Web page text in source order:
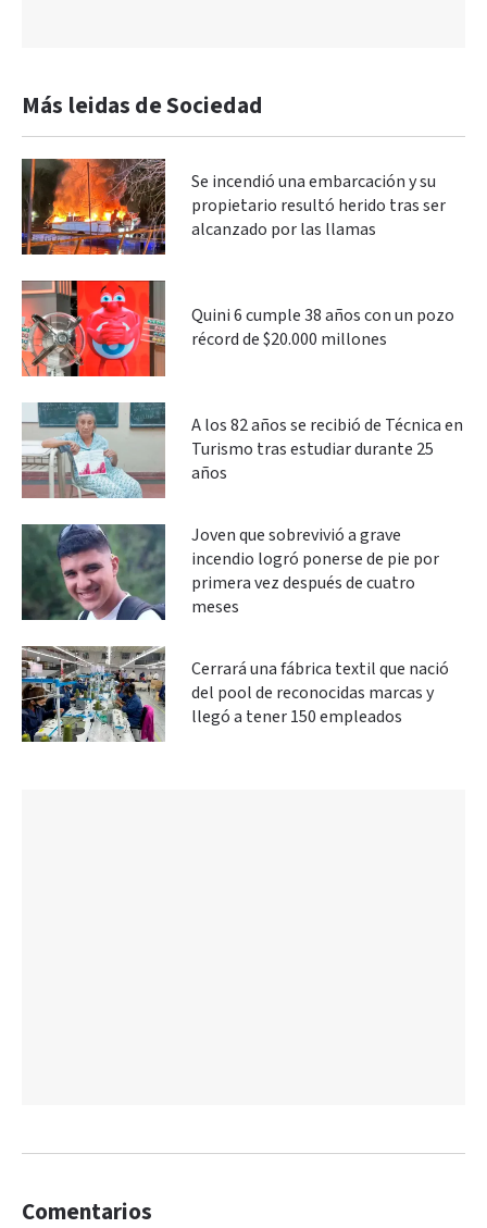
Más leidas de Sociedad
Se incendió una embarcación y su
propietario resultó herido tras ser
alcanzado por las llamas
Quini 6 cumple 38 años con un pozo
récord de $20.000 millones
A los 82 años se recibió de Técnica en
Turismo tras estudiar durante 25
años
Joven que sobrevivió a grave
incendio logró ponerse de pie por
primera vez después de cuatro
meses
Cerrará una fábrica textil que nació
del pool de reconocidas marcas y
llegó a tener 150 empleados
Comentarios